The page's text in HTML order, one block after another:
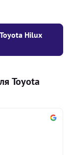
Hilux
Toyota